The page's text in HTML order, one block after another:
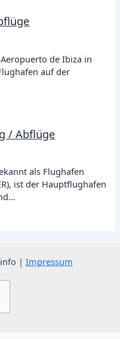
de Ibiza in
auf der
/ Abflüge
als Flughafen
ist der Hauptflughafen
| Impressum